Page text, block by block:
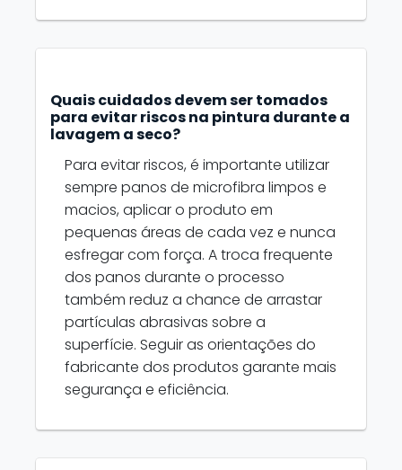
Quais cuidados devem ser tomados
para evitar riscos na pintura durante a
lavagem a seco?
Para evitar riscos, é importante utilizar
sempre panos de microfibra limpos e
macios, aplicar o produto em
pequenas áreas de cada vez e nunca
esfregar com força. A troca frequente
dos panos durante o processo
também reduz a chance de arrastar
partículas abrasivas sobre a
superfície. Seguir as orientações do
fabricante dos produtos garante mais
segurança e eficiência.